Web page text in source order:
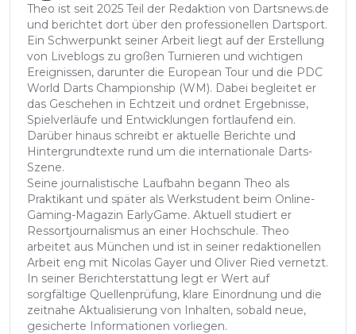
Theo ist seit 2025 Teil der Redaktion von Dartsnews.de
und berichtet dort über den professionellen Dartsport.
Ein Schwerpunkt seiner Arbeit liegt auf der Erstellung
von Liveblogs zu großen Turnieren und wichtigen
Ereignissen, darunter die European Tour und die PDC
World Darts Championship (WM). Dabei begleitet er
das Geschehen in Echtzeit und ordnet Ergebnisse,
Spielverläufe und Entwicklungen fortlaufend ein.
Darüber hinaus schreibt er aktuelle Berichte und
Hintergrundtexte rund um die internationale Darts-
Szene.
Seine journalistische Laufbahn begann Theo als
Praktikant und später als Werkstudent beim Online-
Gaming-Magazin EarlyGame. Aktuell studiert er
Ressortjournalismus an einer Hochschule. Theo
arbeitet aus München und ist in seiner redaktionellen
Arbeit eng mit Nicolas Gayer und Oliver Ried vernetzt.
In seiner Berichterstattung legt er Wert auf
sorgfältige Quellenprüfung, klare Einordnung und die
zeitnahe Aktualisierung von Inhalten, sobald neue,
gesicherte Informationen vorliegen.